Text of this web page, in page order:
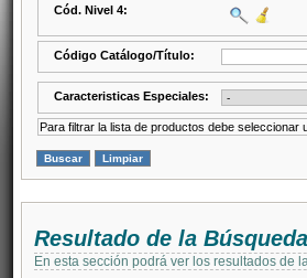
Cód. Nivel 4:
Código Catálogo/Título:
Caracteristicas Especiales:
Para filtrar la lista de productos debe seleccionar
Resultado de la Búsqueda
En esta sección podrá ver los resultados de